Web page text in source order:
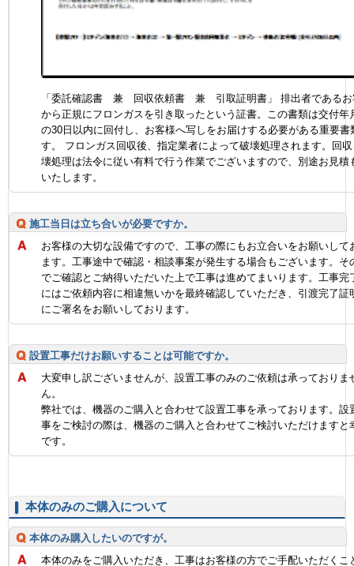
「委託確認書 兼 回収依頼書 兼 引取証明書」 排出者であるお
から正規にフロンガスを引き取ったという証書。この書類は交付年
の30日以内に回付し、お客様へ写しをお届けする必要がある重要書
す。 フロンガス回収後、指定業者によって破壊処理されます。回
壊処理は法令に従い有料で行う作業でございますので、別途お見積
いたします。
施工当日は立ち合いが必要ですか。
お客様の大切な設備ですので、工事の際にもお立合いをお願いして
ます。工事途中で確認・相談事案が発生する場合もございます。そ
でご確認とご納得いただいた上で工事は進めてまいります。工事完
にはご依頼内容に相違無いかを最終確認していただき、引渡完了証
にご署名をお願いしております。
設置工事だけお願いすることは可能ですか。
大変申し訳ございませんが、設置工事のみのご依頼は承っておりま
ん。
弊社では、機器のご購入と合わせて設置工事を承っております。設
事をご検討の際は、機器のご購入と合わせてご検討いただけますと
です。
本体のみのご購入について
本体のみ購入したいのですが。
本体のみをご購入いただき、工事はお客様の方でご手配いただくこ